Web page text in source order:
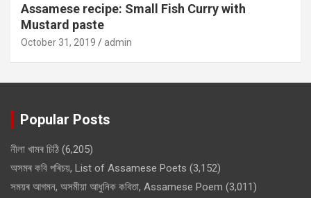
Assamese recipe: Small Fish Curry with
Mustard paste
October 31, 2019 admin
Popular Posts
নীলা খামৰ চিঠি (6,205)
অসমৰ কবি পৰিচয়, List of Assamese Poets (3,152)
সময়ৰ আগমন, অসমীয়া আধুনিক কবিতা, Assamese Poem (3,011)